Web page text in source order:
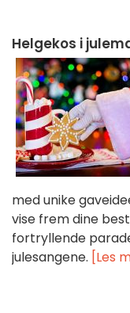
Helgekos i
med unike
vise frem dine
fortryllende
julesangene. [Les